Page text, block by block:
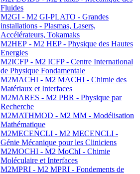
Fluides
M2GI - M2 GI-PLATO - Grandes
installations - Plasmas, Lasers,
Accélérateurs, Tokamaks
M2HEP - M2 HEP - Physique des Hautes
Energies
M2ICFP - M2 ICFP - Centre International
de Physique Fondamentale
M2MACHI - M2 MACHI - Chimie des
Matériaux et Interfaces
M2MARES - M2 PBR - Physique par
Recherche
M2MATHMOD - M2 MM - Modélisation
Mathématique
M2MECENCLI - M2 MECENCLI -
Génie Mécanique pour les Cliniciens
M2MOCHI - M2 MoChI - Chimie
Moléculaire et Interfaces
M2MPRI - M2 MPRI - Fondements de